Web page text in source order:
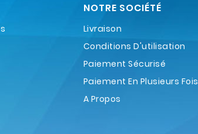
NOTRE SOCIÉTÉ
Livraison
Conditions D'utilisation
Paiement Sécurisé
Paiement En Plusieurs Fois
A Propos